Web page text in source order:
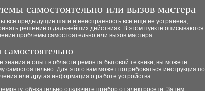
самостоятельно или вызов мастера
все предыдущие шаги и неисправность все еще не устранена,
решение о дальнейших действиях. В этом пункте описываются
проблемы самостоятельно или вызов мастера.
знания и опыт в области ремонта бытовой техники, вы можете
самостоятельно. Для этого вам может потребоваться инструкция по
или другая информация о работе устройства.
обязательно отключите прибор от электросети. Затем